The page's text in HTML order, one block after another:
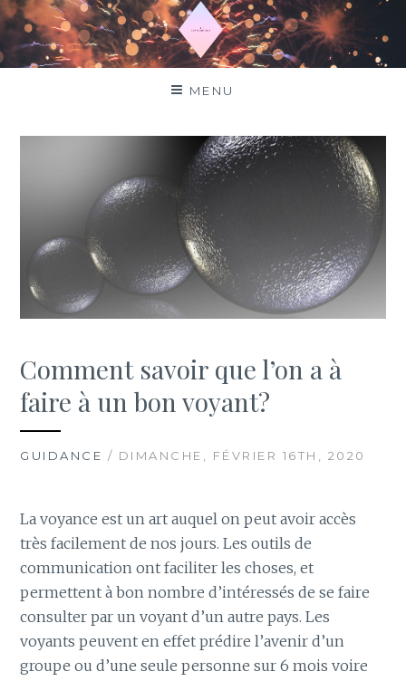
Aller
au
contenu
Top horoscope
MENU
Comment savoir que l’on a à
faire à un bon voyant?
GUIDANCE / DIMANCHE, FÉVRIER 16TH, 2020
La voyance est un art auquel on peut avoir accès
très facilement de nos jours. Les outils de
communication ont faciliter les choses, et
permettent à bon nombre d’intéressés de se faire
consulter par un voyant d’un autre pays. Les
voyants peuvent en effet prédire l’avenir d’un
groupe ou d’une seule personne sur 6 mois voire